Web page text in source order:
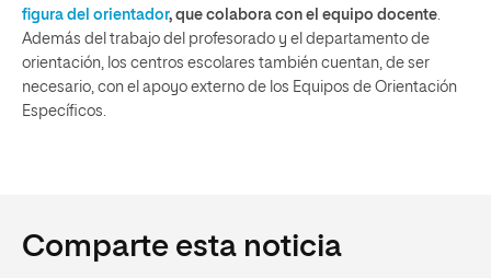
figura del orientador, que colabora con el equipo docente
Además del trabajo del profesorado y el departamento de
orientación, los centros escolares también cuentan, de ser
necesario, con el apoyo externo de los Equipos de Orientación
Específicos.
Comparte esta noticia